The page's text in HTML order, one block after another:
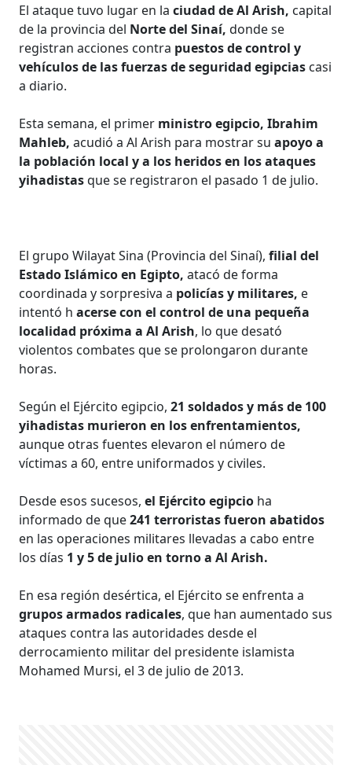
El ataque tuvo lugar en laciudad de Al Arish, capital
de la provincia del Norte del Sinaí, donde se
registran acciones contra puestos de control y
vehículos de las fuerzas de seguridad egipcias casi
a diario.
Esta semana, el primer ministro egipcio, Ibrahim
Mahleb,acudió a Al Arish para mostrar suapoyo a
la población local y a los heridos en los ataques
yihadistasque se registraron el pasado 1 de julio.
El grupo Wilayat Sina (Provincia del Sinaí),filial del
Estado Islámico en Egipto, atacó de forma
coordinada y sorpresiva a policías y militares, e
intentó hacerse con el control de una pequeña
localidad próxima a Al Arish, lo que desató
violentos combates que se prolongaron durante
horas.
Según el Ejército egipcio,21 soldados y más de 100
yihadistas murieron en los enfrentamientos,
aunque otras fuentes elevaron el número de
víctimas a 60, entre uniformados y civiles.
Desde esos sucesos,el Ejército egipcio ha
informado de que241 terroristas fueron abatidos
en las operaciones militares llevadas a cabo entre
los días 1 y 5 de julio en torno a Al Arish.
En esa región desértica, el Ejército se enfrenta a
grupos armados radicales, que han aumentado sus
ataques contra las autoridades desde el
derrocamiento militar del presidente islamista
Mohamed Mursi, el 3 de julio de 2013.